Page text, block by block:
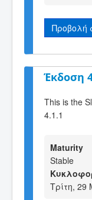
Προβολή
Έκδοση
This is the
4.1.1
Maturity
Stable
Τρίτη, 29